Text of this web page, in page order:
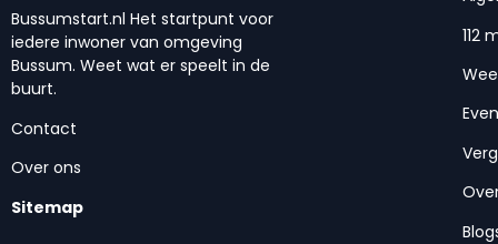
Bussumstart.nl Het startpunt voor
iedere inwoner van omgeving
Bussum. Weet wat er speelt in de
buurt.
Contact
Over ons
Sitemap
112